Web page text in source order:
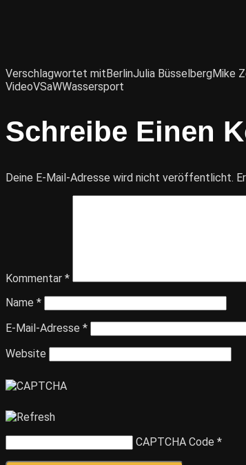
Verschlagwortet mit BerlinJulia BüsselbergMike
VideoVSaWWassersport
Schreibe Einen
Deine E-Mail-Adresse wird nicht veröffentlicht.
Kommentar *
Name *
E-Mail-Adresse *
Website
CAPTCHA Code *